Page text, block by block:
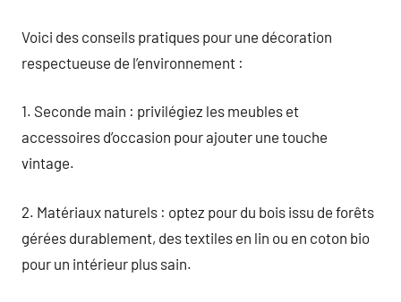
Voici des conseils pratiques pour une décoration
respectueuse de l’environnement :
1. Seconde main : privilégiez les meubles et
accessoires d’occasion pour ajouter une touche
vintage.
2. Matériaux naturels : optez pour du bois issu de forêts
gérées durablement, des textiles en lin ou en coton bio
pour un intérieur plus sain.